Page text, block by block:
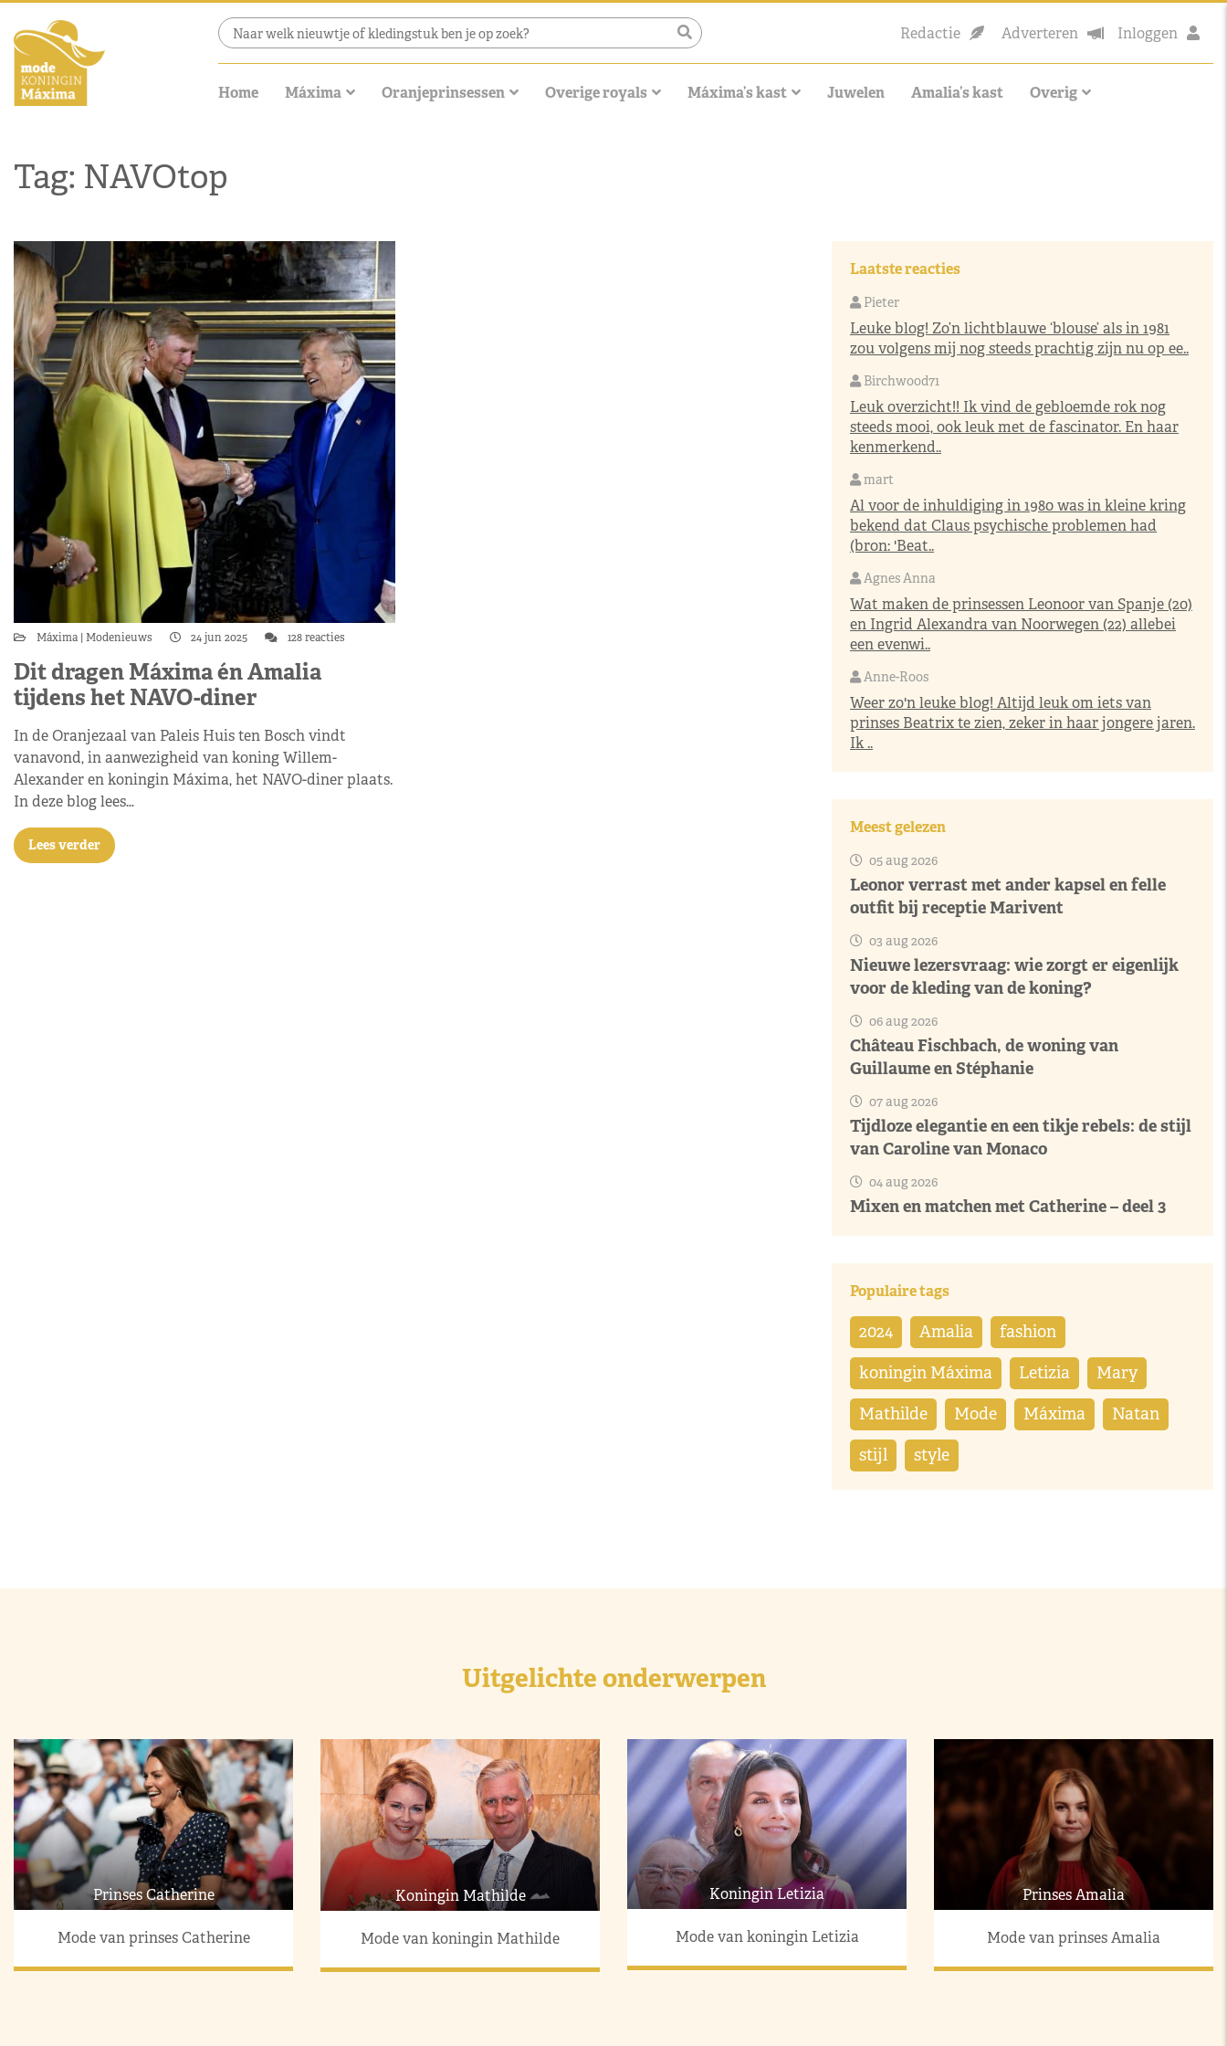
Redactie Adverteren Inloggen
Home Máxima Oranjeprinsessen Overige royals Máxima’s kast Juwelen Amalia’s kast Overig
Tag: NAVOtop
Máxima Modenieuws 24 jun 2025 128 reacties
Dit dragen Máxima én Amalia
tijdens het NAVO-diner
In de Oranjezaal van Paleis Huis ten Bosch vindt
vanavond, in aanwezigheid van koning Willem-
Alexander en koningin Máxima, het NAVO-diner plaats.
In deze blog lees…
Lees verder
Laatste reacties
Pieter
Leuke blog! Zo’n lichtblauwe ‘blouse’ als in 1981
zou volgens mij nog steeds prachtig zijn nu op ee..
Birchwood71
Leuk overzicht!! Ik vind de gebloemde rok nog
steeds mooi, ook leuk met de fascinator. En haar
kenmerkend..
mart
Al voor de inhuldiging in 1980 was in kleine kring
bekend dat Claus psychische problemen had
(bron: 'Beat..
Agnes Anna
Wat maken de prinsessen Leonoor van Spanje (20)
en Ingrid Alexandra van Noorwegen (22) allebei
een evenwi..
Anne-Roos
Weer zo'n leuke blog! Altijd leuk om iets van
prinses Beatrix te zien, zeker in haar jongere jaren.
Ik ..
Meest gelezen
05 aug 2026
Leonor verrast met ander kapsel en felle
outfit bij receptie Marivent
03 aug 2026
Nieuwe lezersvraag: wie zorgt er eigenlijk
voor de kleding van de koning?
06 aug 2026
Château Fischbach, de woning van
Guillaume en Stéphanie
07 aug 2026
Tijdloze elegantie en een tikje rebels: de stijl
van Caroline van Monaco
04 aug 2026
Mixen en matchen met Catherine – deel 3
Populaire tags
2024 Amalia fashion
koningin Máxima Letizia Mary
Mathilde Mode Máxima Natan
stijl style
Uitgelichte onderwerpen
Prinses Catherine
Mode van prinses Catherine
Koningin Mathilde
Mode van koningin Mathilde
Koningin Letizia
Mode van koningin Letizia
Prinses Amalia
Mode van prinses Amalia